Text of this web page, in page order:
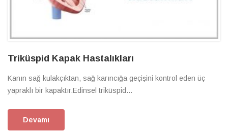
Triküspid Kapak Hastalıkları
Kanın sağ kulakçıktan, sağ karıncığa geçişini kontrol eden üç
yapraklı bir kapaktır.Edinsel triküspid...
Devamı